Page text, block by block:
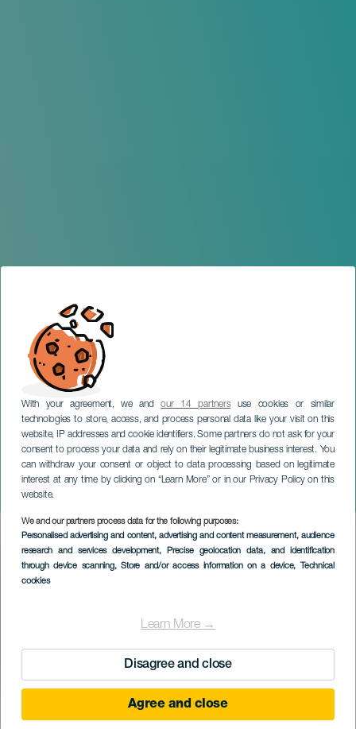
With your agreement, we andour 14 partnersuse cookies or similar
technologies to store, access, and process personal data like your visit on this
website, IP addresses and cookie identifiers. Some partners do not ask for your
consent to process your data and rely on their legitimate business interest. You
can withdraw your consent or object to data processing based on legitimate
interest at any time by clicking on “Learn More” or in our Privacy Policy on this
website.
We and our partners process data for the following purposes:
Personalised advertising and content, advertising and content measurement, audience
research and services development, Precise geolocation data, and identification
through device scanning, Store and/or access information on a device, Technical
cookies
Learn More →
Disagree and close
Agree and close
Kazakstan
TENERIFE
Imagen
Listado